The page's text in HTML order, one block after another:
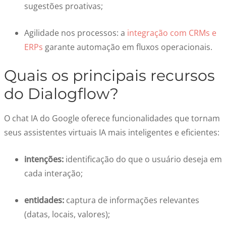
sugestões proativas;
Agilidade nos processos: a integração com CRMs e
ERPs garante automação em fluxos operacionais.
Quais os principais recursos
do Dialogflow?
O chat IA do Google oferece funcionalidades que tornam
seus assistentes virtuais IA mais inteligentes e eficientes:
intenções: identificação do que o usuário deseja em
cada interação;
entidades: captura de informações relevantes
(datas, locais, valores);